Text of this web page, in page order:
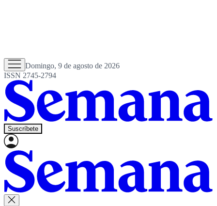
Domingo, 9 de agosto de 2026
ISSN 2745-2794
Suscríbete